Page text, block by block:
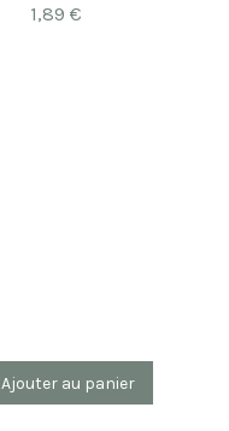
1,89 €
Ajouter au panier